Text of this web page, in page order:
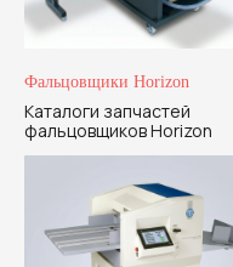
Фальцовщики Horizon
Каталоги запчастей
фальцовщиков Horizon
+7 999 994-05-15
Напишите или
вопросам